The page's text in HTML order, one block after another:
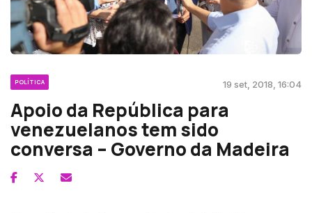
POLÍTICA 19 set, 2018, 16:04
Apoio da República para
venezuelanos tem sido
conversa – Governo da Madeira